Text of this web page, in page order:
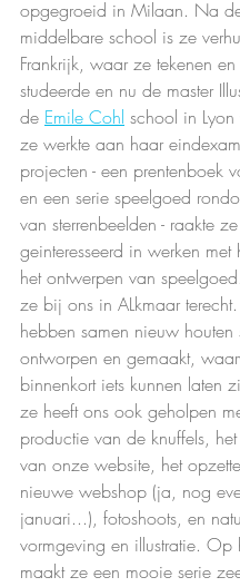
opgegroeid in Milaan. Na
middelbare school is ze
Frankrijk, waar ze tekenen en
studeerde en nu de master
de Emile Cohl school in
ze werkte aan haar
projecten - een prentenboek
en een serie speelgoed
van sterrenbeelden - raakte ze
geinteresseerd in werken met
het ontwerpen van
ze bij ons in ALkmaar
hebben samen nieuw houten
ontworpen en gemaakt,
binnenkort iets kunnen laten
ze heeft ons ook geholpen
productie van de knuffels,
van onze website, het
nieuwe webshop (ja, nog
januari...), fotoshoots, en
vormgeving en illustratie. Op
maakt ze een mooie serie